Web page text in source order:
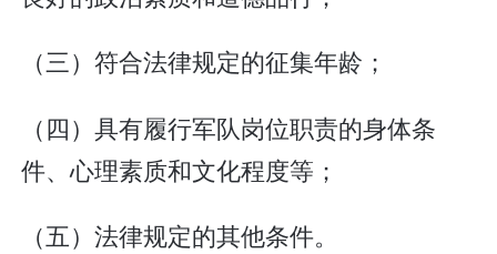
（三）符合法律规定的征集年龄；
（四）具有履行军队岗位职责的身体条
件、心理素质和文化程度等；
（五）法律规定的其他条件。